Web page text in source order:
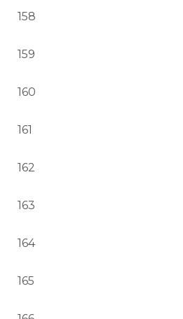
158
159
160
161
162
163
164
165